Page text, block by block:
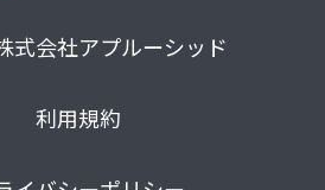
式会社アプルーシッド
利用規約